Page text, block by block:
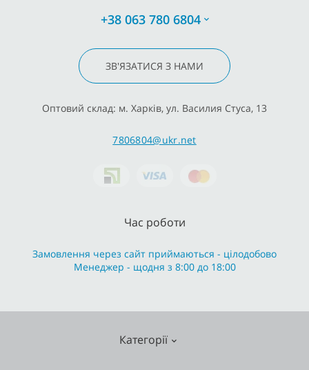
+38 063 780 6804
ЗВ'ЯЗАТИСЯ З НАМИ
Оптовий склад: м. Харків, ул. Василия Стуса, 13
7806804@ukr.net
Категорії
Час роботи
Замовлення через сайт приймаються - цілодобово
Менеджер - щодня з 8:00 до 18:00